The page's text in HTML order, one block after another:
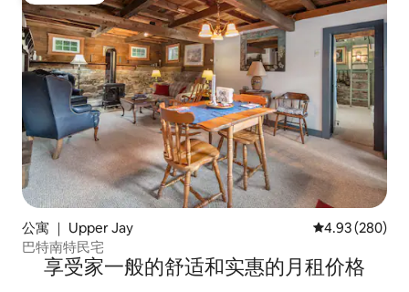
公寓 ｜ Upper Jay 平均评分 4.93
4.93 (280)
巴特南特民宅
享受家一般的舒适和实惠的月租价格